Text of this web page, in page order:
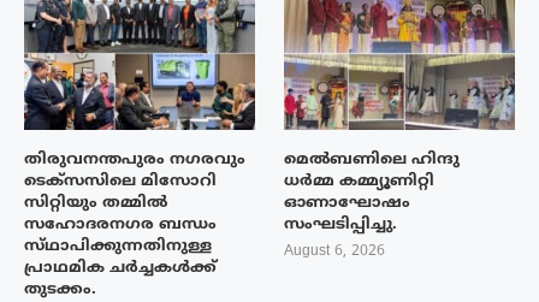
തിരുവനന്തപുരം നഗരവും
ടെക്‌സസിലെ മിസോറി
സിറ്റിയും തമ്മിൽ
സഹോദരനഗര ബന്ധം
സ്‌ഥാപിക്കുന്നതിനുള്ള
പ്രാഥമിക ചർച്ചകൾക്ക്
തുടക്കം.
മെൽബണിലെ ഹിന്ദു
ധർമ്മ കമ്മ്യൂണിറ്റി
ഓണാഘോഷം
സംഘടിപ്പിച്ചു.
August 6, 2026